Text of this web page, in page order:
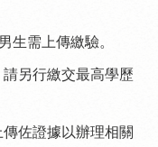
生需上傳繳驗。
另行繳交最高學歷
佐證據以辦理相關